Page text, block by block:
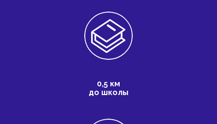
0,5 км
до школы